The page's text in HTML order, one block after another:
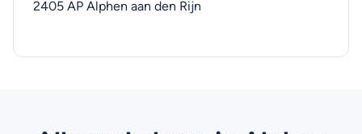
2405 AP Alphen aan den Rijn